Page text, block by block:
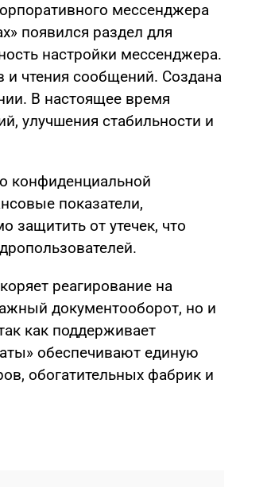
мессенджера
появился раздел для
настройки мессенджера.
чтения сообщений. Создана
В настоящее время
улучшения стабильности и
конфиденциальной
показатели,
защитить от утечек, что
реагирование на
документооборот, но и
как поддерживает
обеспечивают единую
обогатительных фабрик и